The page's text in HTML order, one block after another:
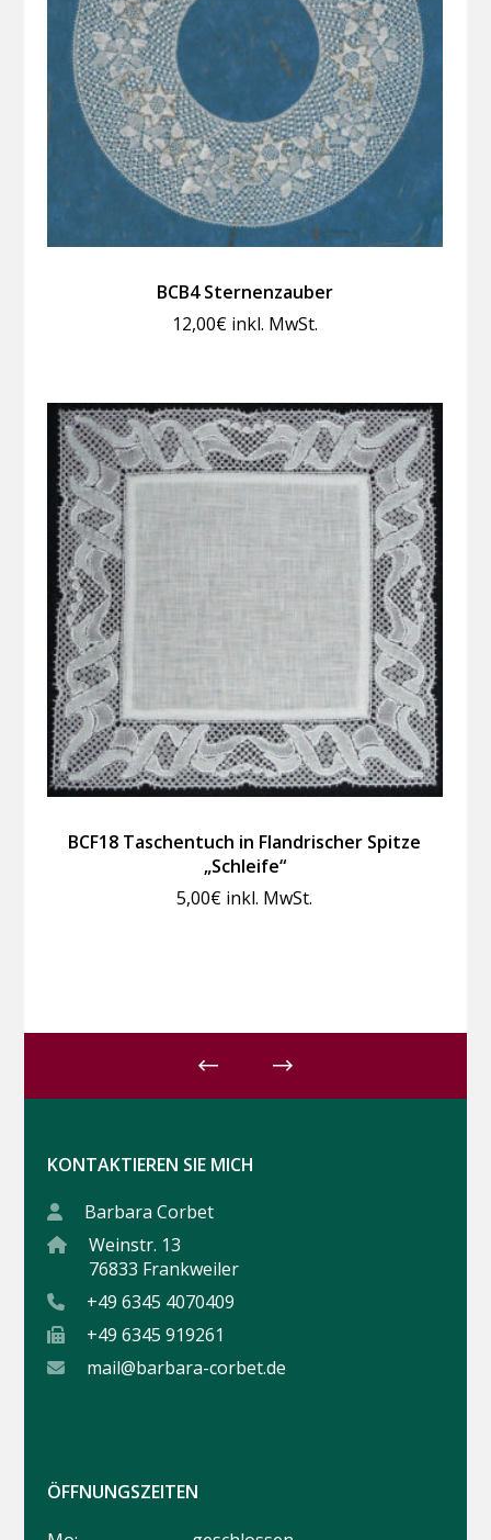
BCB4 Sternenzauber
12,00€ inkl. MwSt.
BCF18 Taschentuch in Flandrischer Spitze
„Schleife“
5,00€ inkl. MwSt.
KONTAKTIEREN SIE MICH
Barbara Corbet
Weinstr. 13
76833 Frankweiler
+49 6345 4070409
+49 6345 919261
mail@barbara-corbet.de
ÖFFNUNGSZEITEN